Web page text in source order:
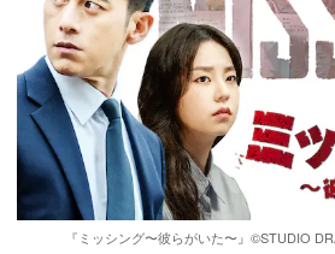
『ミッシング〜彼らがいた〜』©️STUDIO